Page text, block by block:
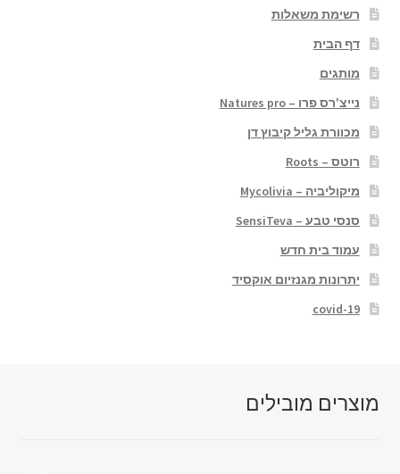
רשימת משאלות
דף הבית
מותגים
נייצ'רס פרו – Natures pro
מכוורת גליל קיבוץ דן
רוטס – Roots
מיקוליביה – Mycolivia
סנסי טבע – SensiTeva
עמוד בית חדש
יתרונות מגנזיום אוקסיד
covid-19
מוצרים מובילים